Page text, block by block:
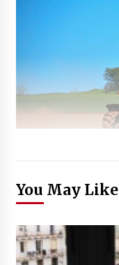
You May Like